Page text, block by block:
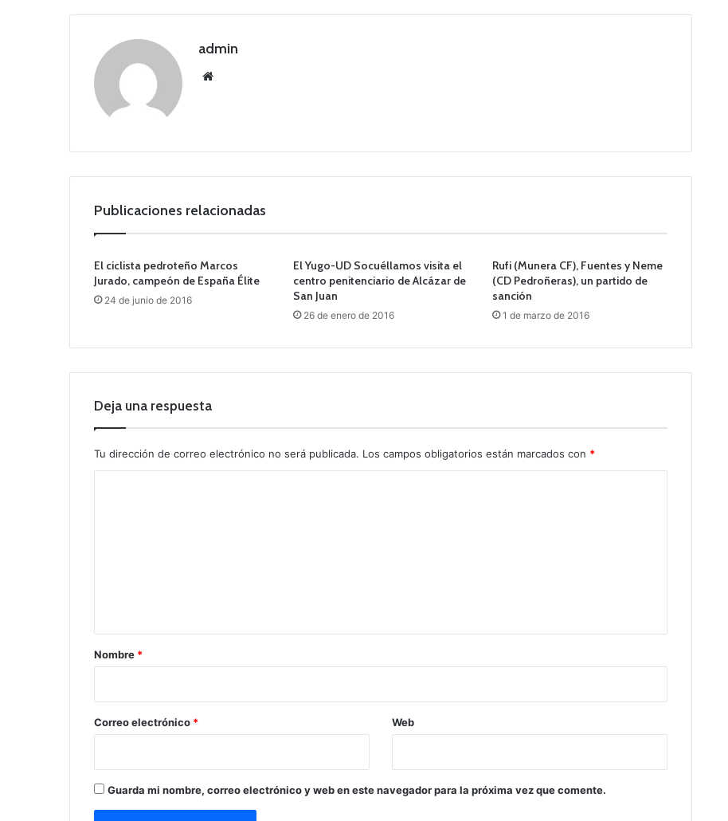
admin
Publicaciones relacionadas
El ciclista pedroteño Marcos
Jurado, campeón de España Élite
24 de junio de 2016
El Yugo-UD Socuéllamos visita el
centro penitenciario de Alcázar de
San Juan
26 de enero de 2016
Rufi (Munera CF), Fuentes y Neme
(CD Pedroñeras), un partido de
sanción
1 de marzo de 2016
Deja una respuesta
Tu dirección de correo electrónico no será publicada. Los campos obligatorios están marcados con *
r
*
Nombre *
Correo electrónico * Web
Guarda mi nombre, correo electrónico y web en este navegador para la próxima vez que comente.